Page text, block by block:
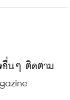
จอื่นๆ ติดตาม